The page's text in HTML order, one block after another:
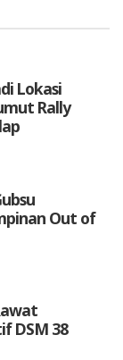
Lokasi
Rally
Out of
DSM 38